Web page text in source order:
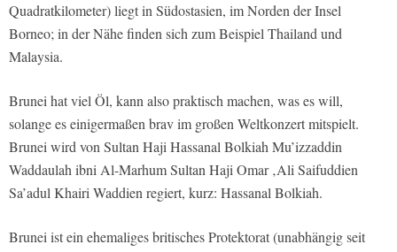
Quadratkilometer) liegt in Südostasien, im Norden der Insel
Borneo; in der Nähe finden sich zum Beispiel Thailand und
Malaysia.
Brunei hat viel Öl, kann also praktisch machen, was es will,
solange es einigermaßen brav im großen Weltkonzert mitspielt.
Brunei wird von Sultan Haji Hassanal Bolkiah Mu’izzaddin
Waddaulah ibni Al-Marhum Sultan Haji Omar ‚Ali Saifuddien
Sa’adul Khairi Waddien regiert, kurz: Hassanal Bolkiah.
Brunei ist ein ehemaliges britisches Protektorat (unabhängig seit